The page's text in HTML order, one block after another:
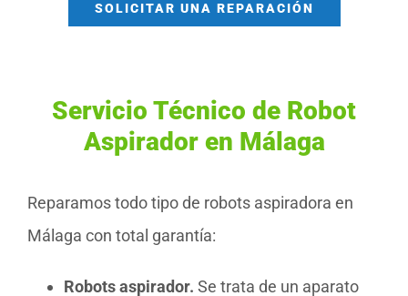
SOLICITAR UNA REPARACIÓN
Servicio Técnico de Robot
Aspirador en Málaga
Reparamos todo tipo de robots aspiradora en
Málaga con total garantía:
Robots aspirador. Se trata de un aparato